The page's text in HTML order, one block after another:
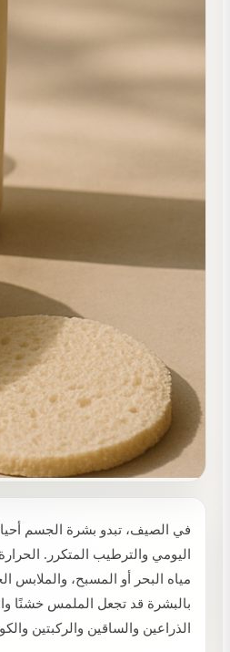
في الصيف، تبدو بشرة الجسم
اليومي والترطيب المتكرر.
مياه البحر أو المسبح، والملابس
بالبشرة قد تجعل الملمس خشنًا
الذراعين والساقين والركبتين